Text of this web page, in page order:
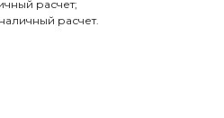
расчет;
расчет.